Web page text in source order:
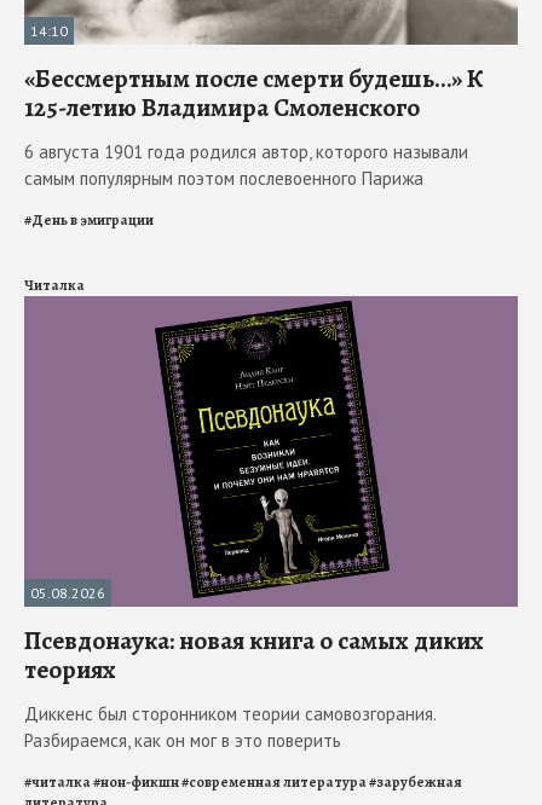
14:10
«Бессмертным после смерти будешь…» К
125-летию Владимира Смоленского
6 августа 1901 года родился автор, которого называли
самым популярным поэтом послевоенного Парижа
#День в эмиграции
Читалка
05.08.2026
Псевдонаука: новая книга о самых диких
теориях
Диккенс был сторонником теории самовозгорания.
Разбираемся, как он мог в это поверить
#читалка#нон-фикшн#современная литература#зарубежная